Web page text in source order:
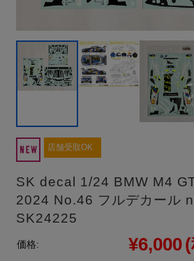
店舗受取OK
SK decal 1/24 BMW M4
2024 No.46 フルデカール
SK24225
価格: ¥6,000